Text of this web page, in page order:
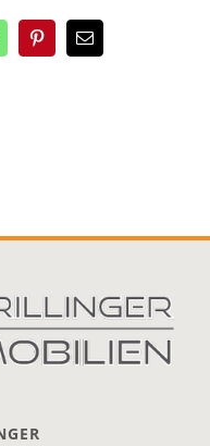
Pinterest
E-